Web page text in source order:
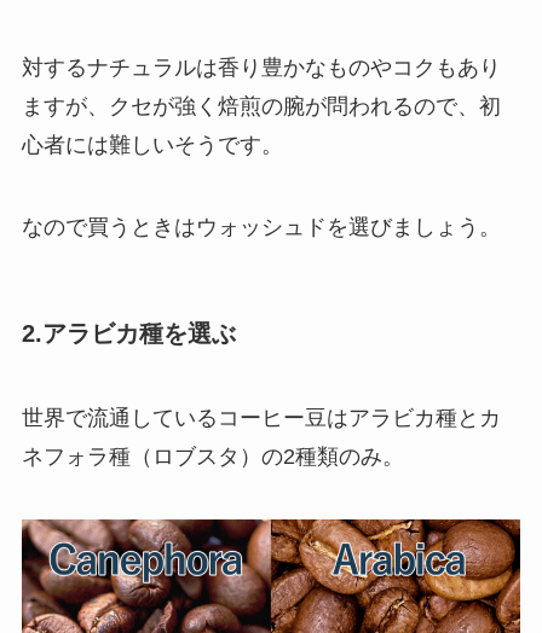
対するナチュラルは香り豊かなものやコクもあり
ますが、
クセが強く焙煎の腕が問われるので、初
心者には難しいそうです。
なので買うときはウォッシュド を選びましょう。
2.アラビカ種を選ぶ
世界で流通しているコーヒー豆はアラビカ種とカ
ネフォラ種（ロブスタ）の2種類のみ。